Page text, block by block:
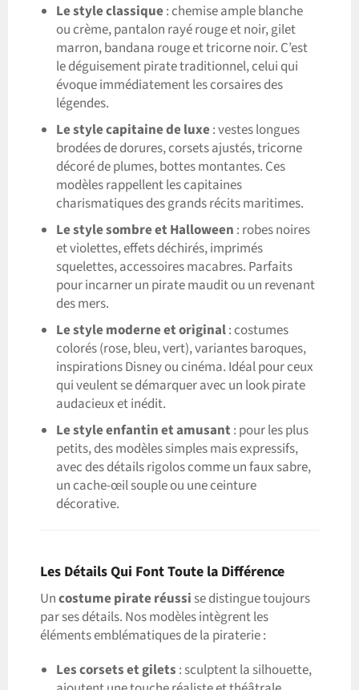
Le style classique: chemise ample blanche
ou crème, pantalon rayé rouge et noir, gilet
marron, bandana rouge et tricorne noir. C’est
le déguisement pirate traditionnel, celui qui
évoque immédiatement les corsaires des
légendes.
Le style capitaine de luxe: vestes longues
brodées de dorures, corsets ajustés, tricorne
décoré de plumes, bottes montantes. Ces
modèles rappellent les capitaines
charismatiques des grands récits maritimes.
Le style sombre et Halloween : robes noires
et violettes, effets déchirés, imprimés
squelettes, accessoires macabres. Parfaits
pour incarner un pirate maudit ou un revenant
des mers.
Le style moderne et original: costumes
colorés (rose, bleu, vert), variantes baroques,
inspirations Disney ou cinéma. Idéal pour ceux
qui veulent se démarquer avec un look pirate
audacieux et inédit.
Le style enfantin et amusant : pour les plus
petits, des modèles simples mais expressifs,
avec des détails rigolos comme un faux sabre,
un cache-œil souple ou une ceinture
décorative.
Les Détails Qui Font Toute la Différence
Uncostume pirate réussise distingue toujours
par ses détails. Nos modèles intègrent les
éléments emblématiques de la piraterie :
Les corsets et gilets : sculptent la silhouette,